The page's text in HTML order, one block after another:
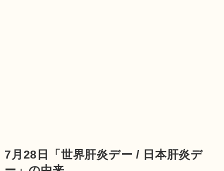
7月28日「世界肝炎デー / 日本肝炎デ